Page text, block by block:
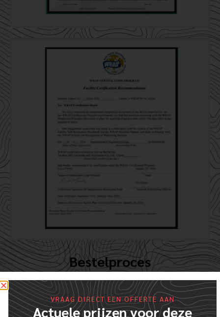
Bestelproces
Zo gemakkelijk als 1.2.3.4.5.6
VRAAG DIRECT EEN OFFERTE AAN
Actuele prijzen voor deze